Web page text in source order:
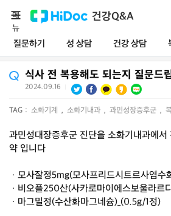
건강Q&A
질문하기 성 상담 건강 상담
메
뉴
식사 전 복용해도 되는지 질문드
2024.09.16
TAG : 소화기계 , 소화기내과 , 과민성장증후군 ,
과민성대장증후군 진단을 소화기내과에
약 입니다
ㆍ모사잘정5mg(모사프리드시트르사염
ㆍ비오플250산(사카로마이에스보울라
ㆍ마그밀정(수산화마그네슘)_(0.5g/1정)